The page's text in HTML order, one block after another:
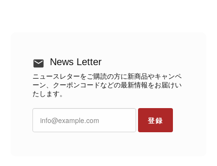
News Letter
ニュースレターをご購読の方に新商品やキャンペ
ーン、クーポンコードなどの最新情報をお届けい
たします。
登録